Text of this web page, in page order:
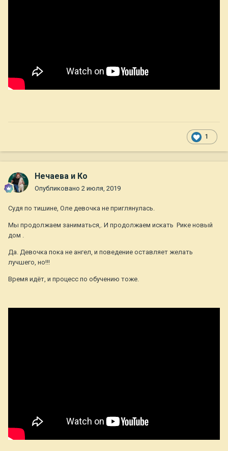
1
Нечаева и Ко
Опубликовано 2 июля, 2019
Судя по тишине, Оле девочка не приглянулась.
Мы продолжаем заниматься,. И продолжаем искать Рике новый
дом .
Да. Девочка пока не ангел, и поведение оставляет желать
лучшего, но!!!
Время идёт, и процесс по обучению тоже.